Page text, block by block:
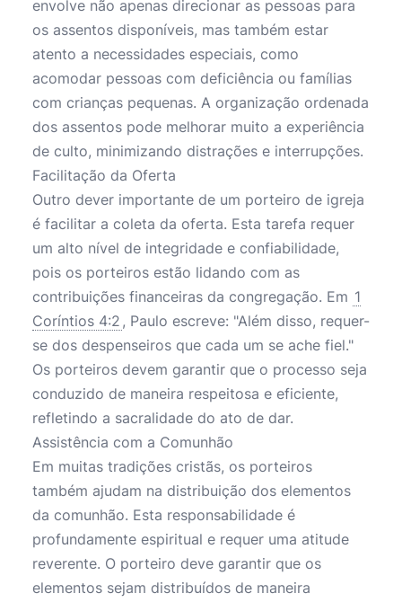
envolve não apenas direcionar as pessoas para
os assentos disponíveis, mas também estar
atento a necessidades especiais, como
acomodar pessoas com deficiência ou famílias
com crianças pequenas. A organização ordenada
dos assentos pode melhorar muito a experiência
de culto, minimizando distrações e interrupções.
Facilitação da Oferta
Outro dever importante de um porteiro de igreja
é facilitar a coleta da oferta. Esta tarefa requer
um alto nível de integridade e confiabilidade,
pois os porteiros estão lidando com as
contribuições financeiras da congregação. Em 1
Coríntios 4:2 , Paulo escreve: "Além disso, requer-
se dos despenseiros que cada um se ache fiel."
Os porteiros devem garantir que o processo seja
conduzido de maneira respeitosa e eficiente,
refletindo a sacralidade do ato de dar.
Assistência com a Comunhão
Em muitas tradições cristãs, os porteiros
também ajudam na distribuição dos elementos
da comunhão. Esta responsabilidade é
profundamente espiritual e requer uma atitude
reverente. O porteiro deve garantir que os
elementos sejam distribuídos de maneira